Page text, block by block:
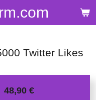
Twitter Likes
48,90 €